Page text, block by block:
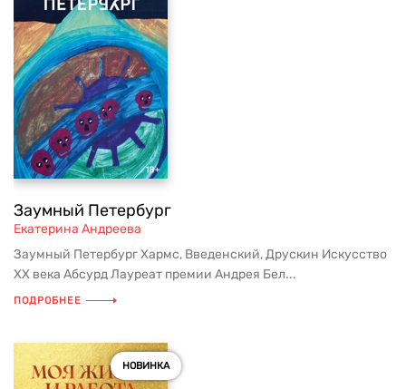
Заумный Петербург
Екатерина Андреева
Заумный Петербург Хармс, Введенский, Друскин Искусство
ХХ века Абсурд Лауреат премии Андрея Бел...
ПОДРОБНЕЕ
НОВИНКА